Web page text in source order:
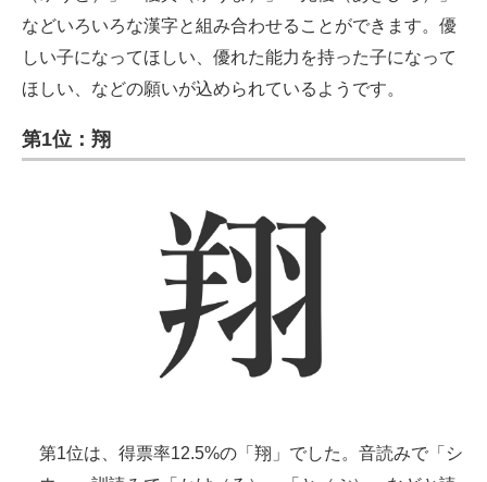
などいろいろな漢字と組み合わせることができます。優
しい子になってほしい、優れた能力を持った子になって
ほしい、などの願いが込められているようです。
第1位：翔
第1位は、得票率12.5%の「翔」でした。音読みで「シ